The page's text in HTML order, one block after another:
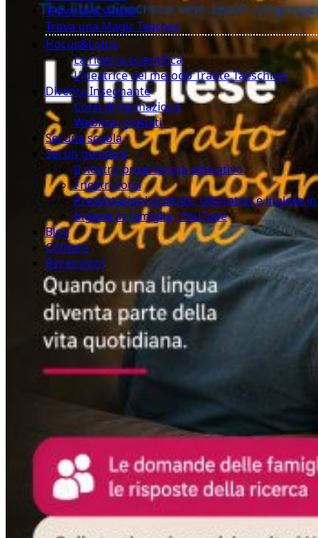
Trova una scuola
Trova una Magic Teacher
Hocus&Lotus
La ricerca scientifica
L’ideatrice del metodo Traute Taeschner
Diventa Insegnante
Corsi di Formazione
Webinar gratuiti
Sei una scuola
Sei un genitore
Il nostro programma educativo
I nostri corsi
Presentazioni gratuite, laboratori e inglese in
Inglese in famiglia - YouTube
Blog
Contatti
Recensioni